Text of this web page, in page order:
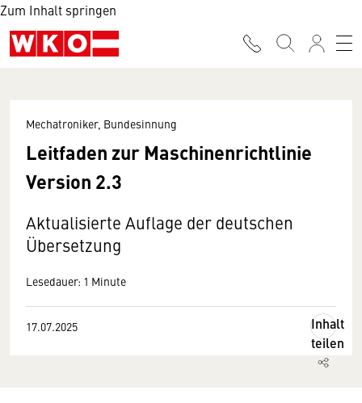
Zum Inhalt springen
Mechatroniker, Bundesinnung
Leitfaden zur Maschinenrichtlinie
Version 2.3
Aktualisierte Auflage der deutschen
Übersetzung
Lesedauer: 1 Minute
17.07.2025
Inhalt
teilen